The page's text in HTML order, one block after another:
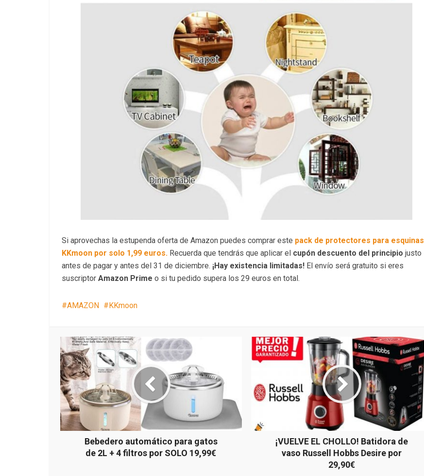
Si aprovechas la estupenda oferta de Amazon puedes comprar este pack de protectores para esquinas
KKmoon por solo 1,99 euros. Recuerda que tendrás que aplicar el cupón descuento del principio justo
antes de pagar y antes del 31 de diciembre. ¡Hay existencia limitadas! El envío será gratuito si eres
suscriptor Amazon Prime o si tu pedido supera los 29 euros en total.
AMAZON KKmoon
Bebedero automático para gatos
de 2L + 4 filtros por SOLO 19,99€
¡VUELVE EL CHOLLO! Batidora de
vaso Russell Hobbs Desire por
29,90€